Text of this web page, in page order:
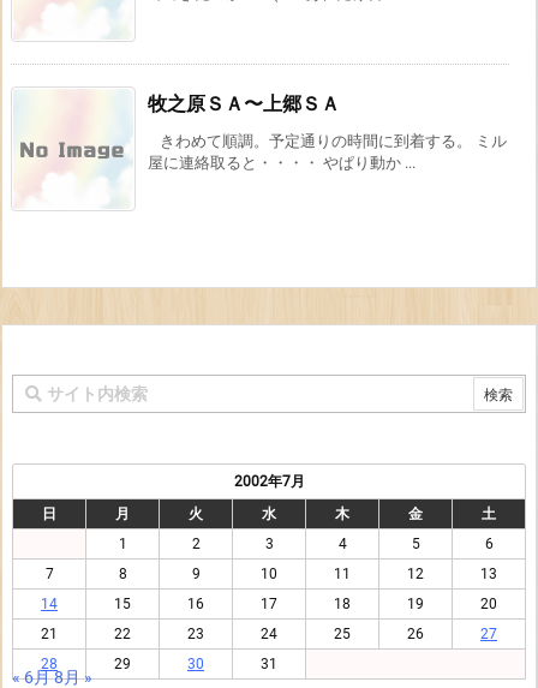
牧之原ＳＡ〜上郷ＳＡ
きわめて順調。予定通りの時間に到着する。 ミル
屋に連絡取ると・・・・ やぱり動か ...
2002年7月
日
月 火 水 木 金
土
1
2 3 4 5
6
7
8 9 10 11 12
13
14
15 16 17 18 19
20
21
22 23 24 25 26
27
28
29 30 31
« 6月8月 »